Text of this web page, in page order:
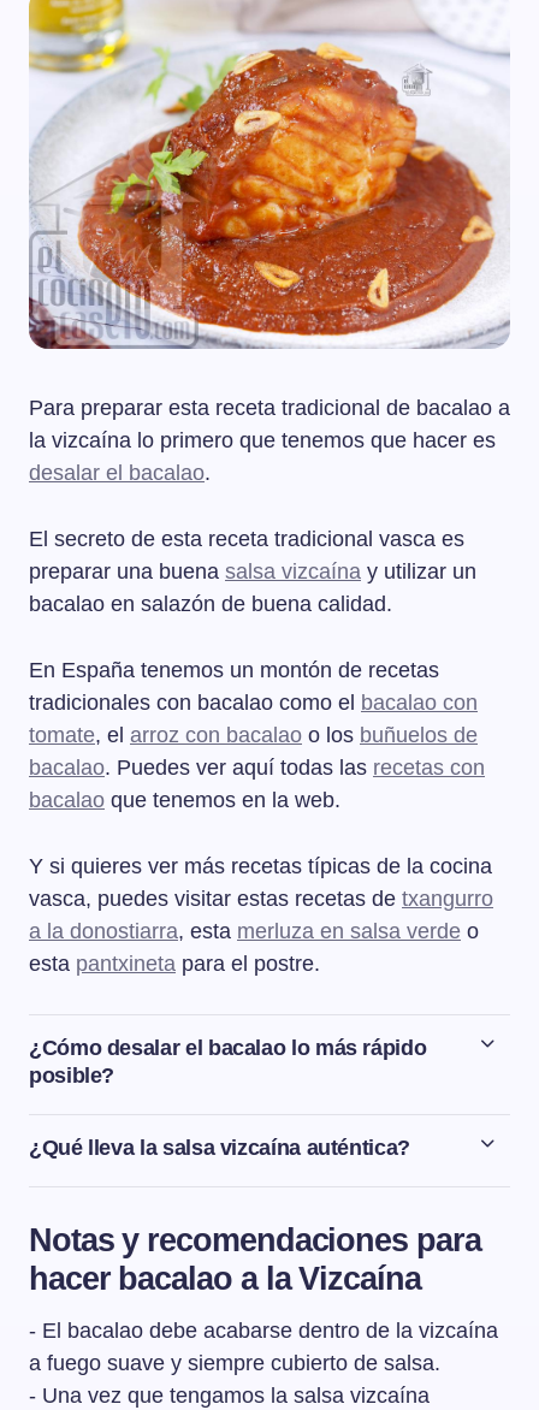
Para preparar esta receta tradicional de bacalao a
la vizcaína lo primero que tenemos que hacer es
desalar el bacalao.
El secreto de esta receta tradicional vasca es
preparar una buena salsa vizcaína y utilizar un
bacalao en salazón de buena calidad.
En España tenemos un montón de recetas
tradicionales con bacalao como el bacalao con
tomate, el arroz con bacalao o los buñuelos de
bacalao. Puedes ver aquí todas las recetas con
bacalao que tenemos en la web.
Y si quieres ver más recetas típicas de la cocina
vasca, puedes visitar estas recetas de txangurro
a la donostiarra, esta merluza en salsa verde o
esta pantxineta para el postre.
¿Cómo desalar el bacalao lo más rápido
posible?
El tiempo de desalado del bacalao irá en función del
tamaño y grosor del bacalao: Las migas de bacalao tan
del bacalao necesitarán 1 día de remojo. Los lomos de 2
o 3 dedos de grosor necesitarán 2 o 3 días
respectivamente para que estén en su punto.
¿Qué lleva la salsa vizcaína auténtica?
La salsa vizcaína auténtica se hace a base de pulpa de
ni pimientos, ni zanahoria.
Notas y recomendaciones para
hacer bacalao a la Vizcaína
- El bacalao debe acabarse dentro de la vizcaína
a fuego suave y siempre cubierto de salsa.
- Una vez que tengamos la salsa vizcaína